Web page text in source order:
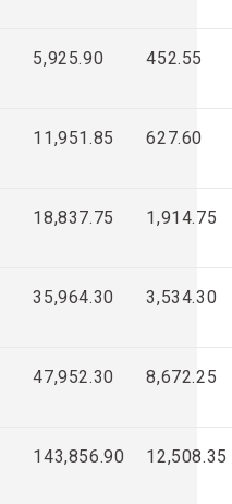
5,925.90 452.55
11,951.85 627.60
18,837.75 1,914.75
35,964.30 3,534.30
47,952.30 8,672.25
143,856.90 12,508.35